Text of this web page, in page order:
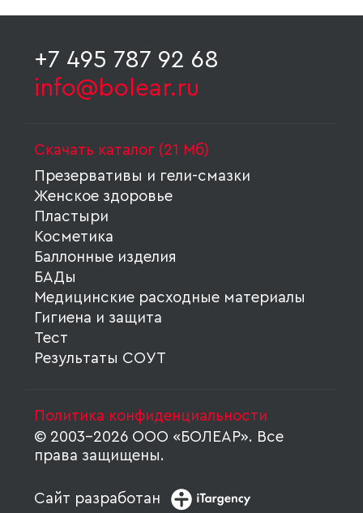
+7 495 787 92 68
info@bolear.ru
Скачать каталог (21 Мб)
Презервативы и гели-смазки
Женское здоровье
Пластыри
Косметика
Баллонные изделия
БАДы
Медицинские расходные материалы
Гигиена и защита
Тест
Результаты СОУТ
© 2003-2026 ООО «БОЛЕАР». Все
права защищены.
Политика конфиденциальности
Сайт разработан